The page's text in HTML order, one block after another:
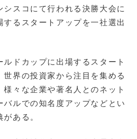
シスコにて行われる決勝大会に
するスタートアップを一社選出
ルドカップに出場するスタート
世界の投資家から注目を集める
々な企業や著名人とのネット
バルでの知名度アップなどとい
ある。